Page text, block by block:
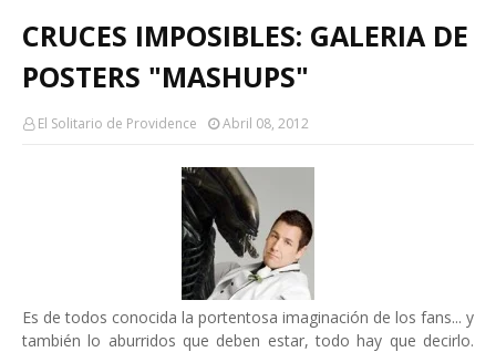
CRUCES IMPOSIBLES: GALERIA DE
POSTERS "MASHUPS"
El Solitario de Providence Abril 08, 2012
Es de todos conocida la portentosa imaginación de los fans... y
también lo aburridos que deben estar, todo hay que decirlo.